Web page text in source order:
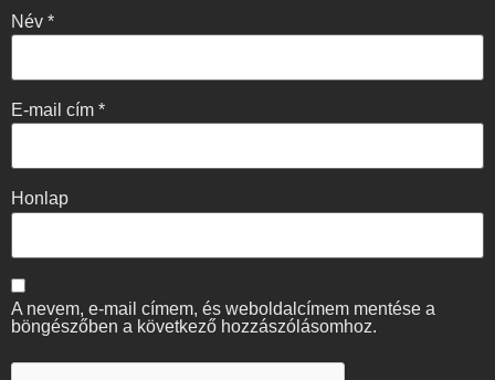
Név *
E-mail cím *
Honlap
A nevem, e-mail címem, és weboldalcímem mentése a
böngészőben a következő hozzászólásomhoz.